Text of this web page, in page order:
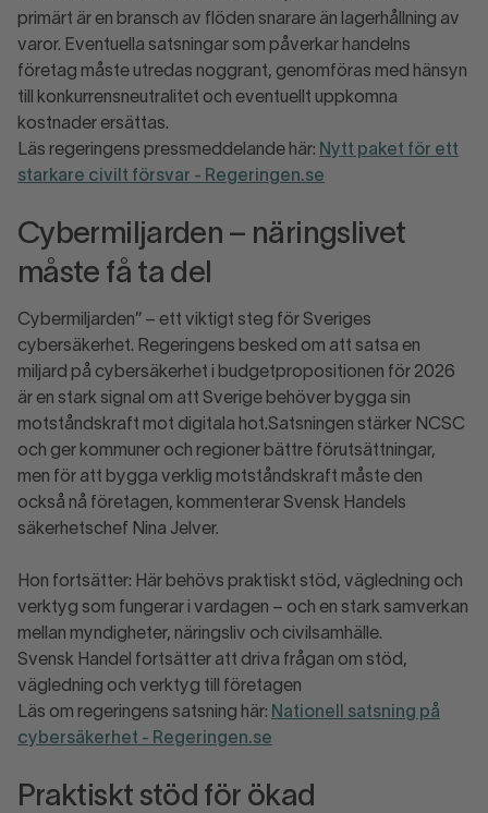
primärt är en bransch av flöden snarare än lagerhållning av
varor. Eventuella satsningar som påverkar handelns
företag måste utredas noggrant, genomföras med hänsyn
till konkurrensneutralitet och eventuellt uppkomna
kostnader ersättas.
Läs regeringens pressmeddelande här: Nytt paket för ett
starkare civilt försvar - Regeringen.se
Cybermiljarden – näringslivet
måste få ta del
Cybermiljarden” – ett viktigt steg för Sveriges
cybersäkerhet. Regeringens besked om att satsa en
miljard på cybersäkerhet i budgetpropositionen för 2026
är en stark signal om att Sverige behöver bygga sin
motståndskraft mot digitala hot.Satsningen stärker NCSC
och ger kommuner och regioner bättre förutsättningar,
men för att bygga verklig motståndskraft måste den
också nå företagen, kommenterar Svensk Handels
säkerhetschef Nina Jelver.
Hon fortsätter: Här behövs praktiskt stöd, vägledning och
verktyg som fungerar i vardagen – och en stark samverkan
mellan myndigheter, näringsliv och civilsamhälle.
Svensk Handel fortsätter att driva frågan om stöd,
vägledning och verktyg till företagen
Läs om regeringens satsning här: Nationell satsning på
cybersäkerhet - Regeringen.se
Praktiskt stöd för ökad